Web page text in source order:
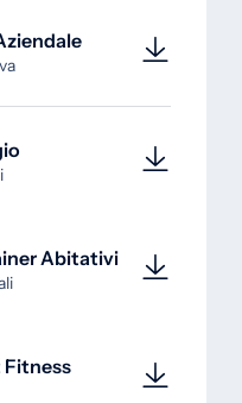
Abitativi
Fitness